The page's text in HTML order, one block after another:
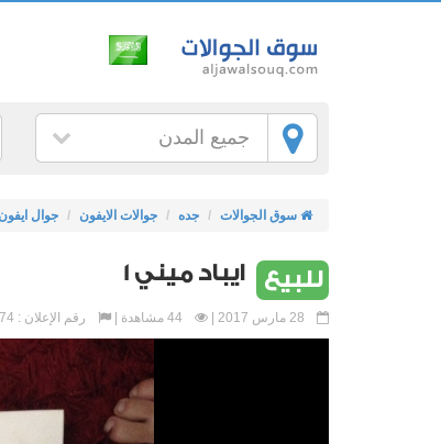
جميع المدن
سوق الجوالات جده جوالات الايفون جوال ايفون
للبيع ايباد ميني 1
رقم الإعلان : 174